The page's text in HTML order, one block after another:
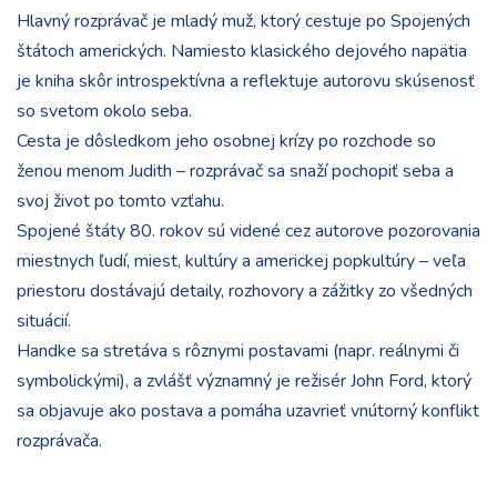
Hlavný rozprávač je mladý muž, ktorý cestuje po Spojených
štátoch amerických. Namiesto klasického dejového napätia
je kniha skôr introspektívna a reflektuje autorovu skúsenosť
so svetom okolo seba.
Cesta je dôsledkom jeho osobnej krízy po rozchode so
ženou menom Judith – rozprávač sa snaží pochopiť seba a
svoj život po tomto vzťahu.
Spojené štáty 80. rokov sú videné cez autorove pozorovania
miestnych ľudí, miest, kultúry a americkej popkultúry – veľa
priestoru dostávajú detaily, rozhovory a zážitky zo všedných
situácií.
Handke sa stretáva s rôznymi postavami (napr. reálnymi či
symbolickými), a zvlášť významný je režisér John Ford, ktorý
sa objavuje ako postava a pomáha uzavrieť vnútorný konflikt
rozprávača.